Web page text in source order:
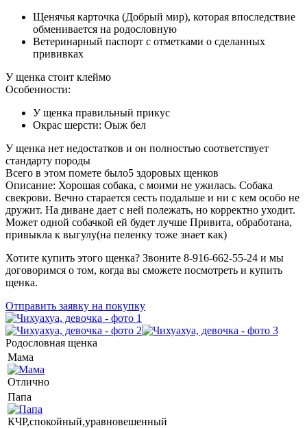
Щенячья карточка (Добрый мир), которая впоследствие
обменивается на родословную
Ветеринарный паспорт с отметками о сделанных
прививках
У щенка стоит клеймо
Особенности:
У щенка правильный прикус
Окрас шерсти: Оыж бел
У щенка нет недостатков и он полностью соответствует
стандарту породы
Всего в этом помете было5 здоровых щенков
Описание: Хорошая собака, с моими не ужилась. Собака
свекрови. Вечно старается сесть подальше и ни с кем особо не
дружит. На диване дает с ней полежать, но корректно уходит.
Может одной собачкой ей будет лучше Привита, обработана,
привыкла к выгулу(на пеленку тоже знает как)
Хотите купить этого щенка? Звоните 8-916-662-55-24 и мы
договоримся о том, когда вы сможете посмотреть и купить
щенка.
Отправить заявку на покупку
Родословная щенка
Мама
Отлично
Папа
КЧР,спокойный,уравновешенный